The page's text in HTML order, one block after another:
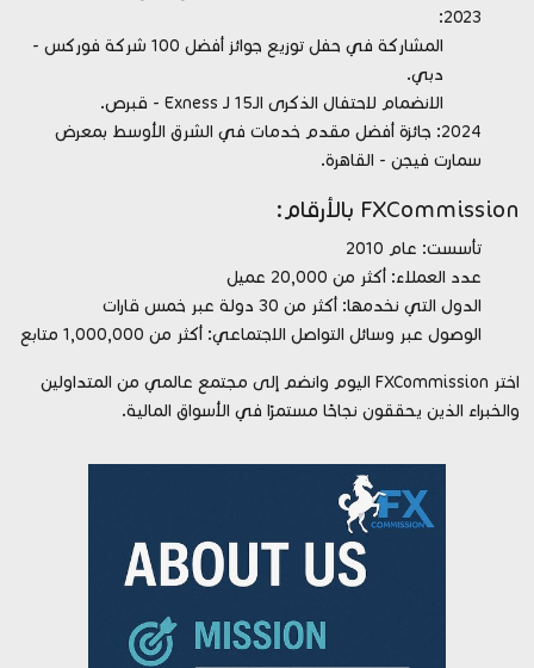
2023:
المشاركة في حفل توزيع جوائز أفضل 100 شركة فوركس -
دبي.
الانضمام لاحتفال الذكرى الـ15 لـ Exness - قبرص.
2024: جائزة أفضل مقدم خدمات في الشرق الأوسط بمعرض
سمارت فيجن - القاهرة.
FXCommission بالأرقام:
تأسست: عام 2010
عدد العملاء: أكثر من 20,000 عميل
الدول التي نخدمها: أكثر من 30 دولة عبر خمس قارات
الوصول عبر وسائل التواصل الاجتماعي: أكثر من 1,000,000 متابع
اختر FXCommission اليوم وانضم إلى مجتمع عالمي من المتداولين
والخبراء الذين يحققون نجاحًا مستمرًا في الأسواق المالية.